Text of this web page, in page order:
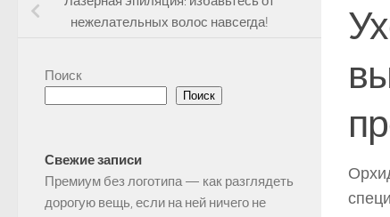
нежелательных волос навсегда!
Поиск
Поиск
Свежие записи
Премиум без логотипа — как разглядеть
дорогую вещь, если на ней ничего не